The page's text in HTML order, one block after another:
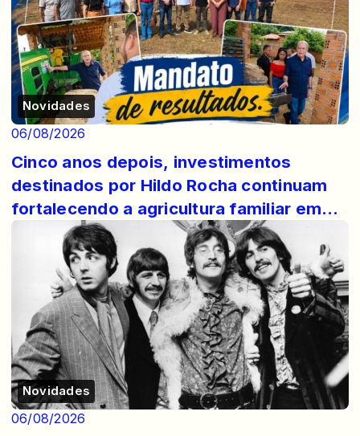
Novidades
06/08/2026
Cinco anos depois, investimentos
destinados por Hildo Rocha continuam
fortalecendo a agricultura familiar em
Lago do ...
Novidades
06/08/2026